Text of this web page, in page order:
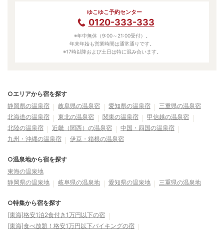
ゆこゆこ予約センター
0120-333-333
※年中無休（9:00～21:00受付）。
年末年始も営業時間は通常通りです。
※17時以降および土日は特に混み合います。
○エリアから宿を探す
静岡県の温泉宿
岐阜県の温泉宿 愛知県の温泉宿
三重県の温泉宿
北海道の温泉宿
東北の温泉宿 関東の温泉宿
甲信越の温泉宿
北陸の温泉宿
近畿（関西）の温泉宿
中国・四国の温泉宿
九州・沖縄の温泉宿
伊豆・箱根の温泉宿
○温泉地から宿を探す
東海の温泉地
静岡県の温泉地
岐阜県の温泉地 愛知県の温泉地 三重県の温泉地
○特集から宿を探す
[東海]格安1泊2食付き1万円以下の宿
[東海]食べ放題！格安1万円以下バイキングの宿